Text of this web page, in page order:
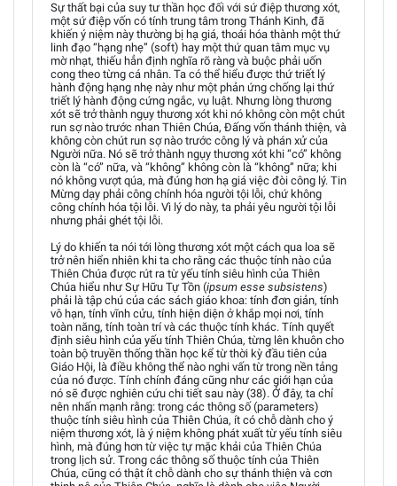
Sự thất bại của suy tư thần học đối với sứ điệp thương xót,
một sứ điệp vốn có tính trung tâm trong Thánh Kinh, đã
khiến ý niệm này thường bị hạ giá, thoái hóa thành một thứ
linh đạo “hạng nhẹ” (soft) hay một thứ quan tâm mục vụ
mờ nhạt, thiếu hẳn định nghĩa rõ ràng và buộc phải uốn
cong theo từng cá nhân. Ta có thể hiểu được thứ triết lý
hành động hạng nhẹ này như một phản ứng chống lại thứ
triết lý hành động cứng ngắc, vụ luật. Nhưng lòng thương
xót sẽ trở thành ngụy thương xót khi nó không còn một chút
run sợ nào trước nhan Thiên Chúa, Đấng vốn thánh thiện, và
không còn chút run sợ nào trước công lý và phán xử của
Người nữa. Nó sẽ trở thành ngụy thương xót khi “có” không
còn là “có” nữa, và “không” không còn là “không” nữa; khi
nó không vượt qúa, mà đúng hơn hạ giá việc đòi công lý. Tin
Mừng dạy phải công chính hóa người tội lỗi, chứ không
công chính hóa tội lỗi. Vì lý do này, ta phải yêu người tội lỗi
nhưng phải ghét tội lỗi.
Lý do khiến ta nói tới lòng thương xót một cách qua loa sẽ
trở nên hiển nhiên khi ta cho rằng các thuộc tính nào của
Thiên Chúa được rút ra từ yếu tính siêu hình của Thiên
Chúa hiểu như Sự Hữu Tự Tồn (ipsum esse subsistens)
phải là tập chú của các sách giáo khoa: tính đơn giản, tính
vô hạn, tính vĩnh cửu, tính hiện diện ở khắp mọi nơi, tính
toàn năng, tính toàn trí và các thuộc tính khác. Tính quyết
định siêu hình của yếu tính Thiên Chúa, từng lên khuôn cho
toàn bộ truyền thống thần học kể từ thời kỳ đầu tiên của
Giáo Hội, là điều không thể nào nghi vấn từ trong nền tảng
của nó được. Tính chính đáng cũng như các giới hạn của
nó sẽ được nghiên cứu chi tiết sau này (38). Ở đây, ta chỉ
nên nhấn mạnh rằng: trong các thông số (parameters)
thuộc tính siêu hình của Thiên Chúa, ít có chỗ dành cho ý
niệm thương xót, là ý niệm không phát xuất từ yếu tính siêu
hình, mà đúng hơn từ việc tự mặc khải của Thiên Chúa
trong lịch sử. Trong các thông số thuộc tính của Thiên
Chúa, cũng có thật ít chỗ dành cho sự thánh thiện và cơn